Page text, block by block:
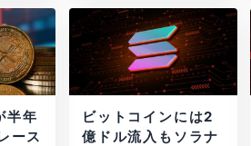
半年
ース
ビットコインには2
億ドル流入もソラナ